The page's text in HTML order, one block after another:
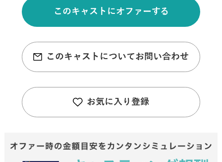
このキャストにオファーする
このキャストについてお問い合わせ
お気に入り登録